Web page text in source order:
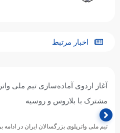
اخبار مرتبط
آغاز اردوی آماده‌سازی تیم ملی
مشترک با بلاروس و روسیه
تیم ملی واترپلوی بزرگسالان ایران در ادامه